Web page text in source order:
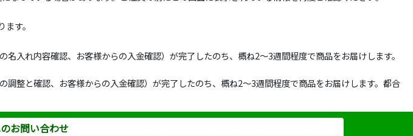
す。
入れ内容確認、お客様からの入金確認）が完了したのち、概ね2～3週間程度で商品をお届けします。
整と確認、お客様からの入金確認）が完了したのち、概ね2～3週間程度で商品をお届けします。都合
お問い合わせ